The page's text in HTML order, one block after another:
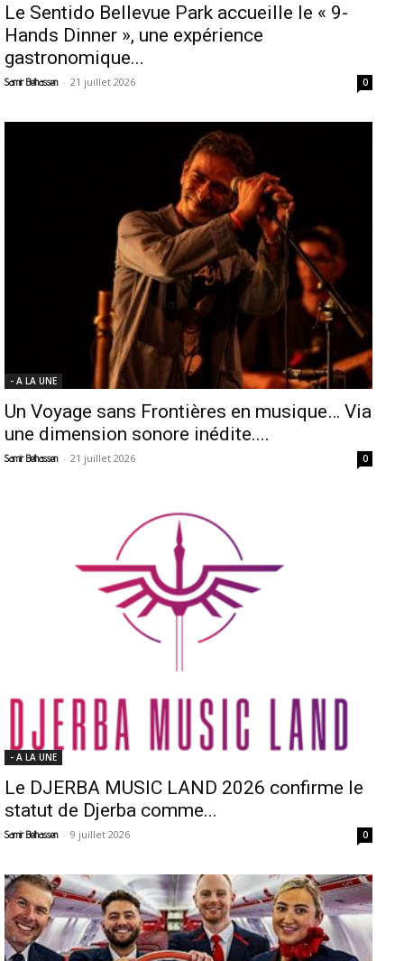
Le Sentido Bellevue Park accueille le « 9-
Hands Dinner », une expérience
gastronomique...
Samir Belhassen - 21 juillet 2026 0
- A LA UNE
Un Voyage sans Frontières en musique… Via
une dimension sonore inédite....
Samir Belhassen - 21 juillet 2026 0
- A LA UNE
Le DJERBA MUSIC LAND 2026 confirme le
statut de Djerba comme...
Samir Belhassen - 9 juillet 2026 0